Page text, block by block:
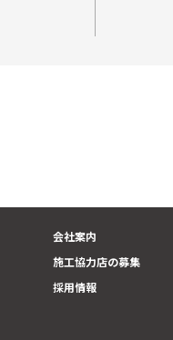
会社案内
施工協力店の募集
採用情報